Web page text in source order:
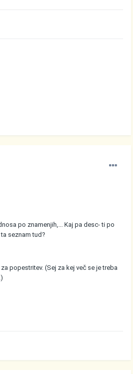
po znamenjih,... Kaj pa desc- ti po
seznam tud?
za popestritev. (Sej za kej več se je treba